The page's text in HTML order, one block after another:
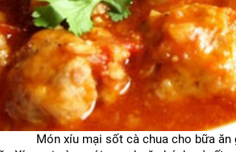
Món xíu mại sốt cà chua cho bữa